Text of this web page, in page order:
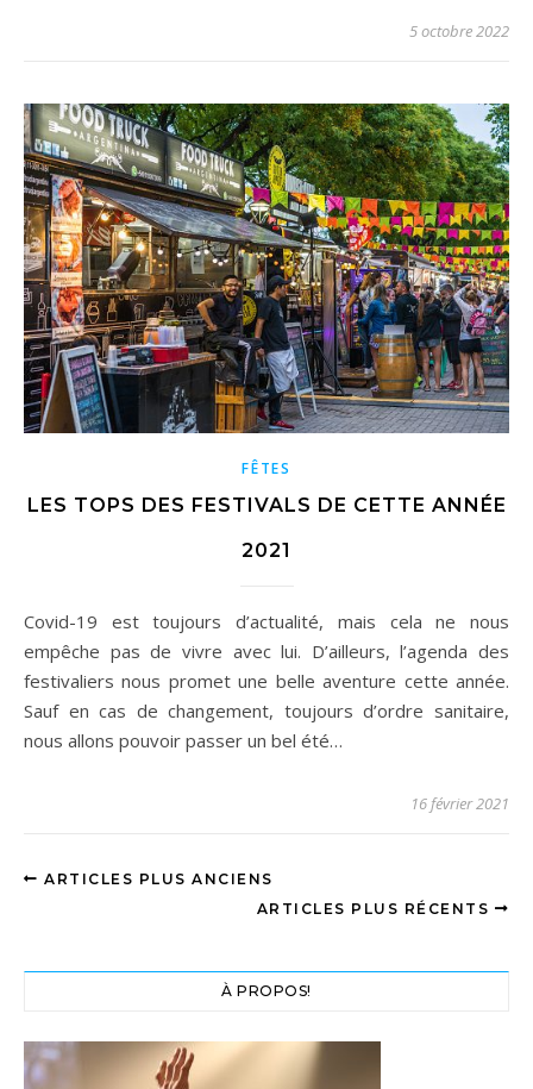
5 octobre 2022
FÊTES
LES TOPS DES FESTIVALS DE CETTE ANNÉE
2021
Covid-19 est toujours d’actualité, mais cela ne nous
empêche pas de vivre avec lui. D’ailleurs, l’agenda des
festivaliers nous promet une belle aventure cette année.
Sauf en cas de changement, toujours d’ordre sanitaire,
nous allons pouvoir passer un bel été…
16 février 2021
ARTICLES PLUS ANCIENS
ARTICLES PLUS RÉCENTS
À PROPOS!